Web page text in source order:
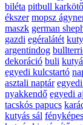
biléta pitbull karkötő
ékszer mopsz
maszk german
gazdi egéralátét
argentindog
dekoráció buli
egyedi kulcstartó
asztali naptár
nyakkendő egyedi
tacskós papucs
kutyás sál